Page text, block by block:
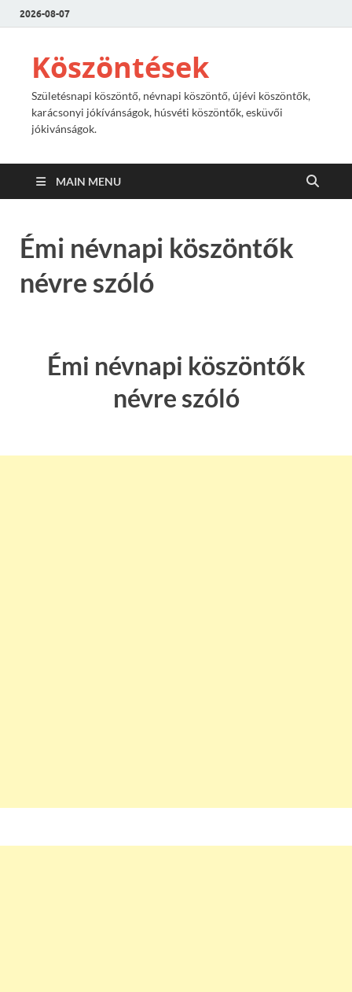
2026-08-07
Köszöntések
Születésnapi köszöntő, névnapi köszöntő, újévi köszöntők,
karácsonyi jókívánságok, húsvéti köszöntők, esküvői
jókivánságok.
MAIN MENU
Émi névnapi köszöntők
névre szóló
Émi névnapi köszöntők
névre szóló